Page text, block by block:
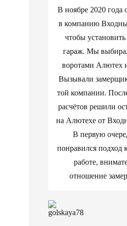
В ноябре 2020 года
в компанию
чтобы установить
гараж. Мы
воротами Алютех
Вызывали
той компании.
расчётов решили
на Алютехе от
В первую
понравился подход
работе,
отношение